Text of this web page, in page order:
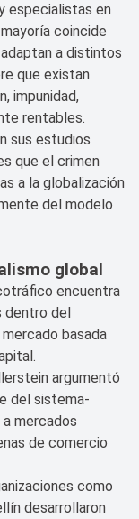
especialistas en
coincide
a distintos
que existan
impunidad,
rentables.
sus estudios
que el crimen
a la globalización
del modelo
global
encuentra
dentro del
basada
argumentó
del sistema-
mercados
de comercio
como
desarrollaron